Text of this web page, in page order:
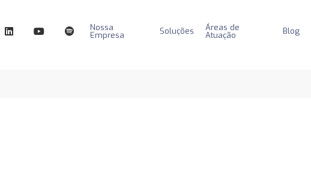
Nossa
Empresa Soluções Áreas de
Atuação Blog